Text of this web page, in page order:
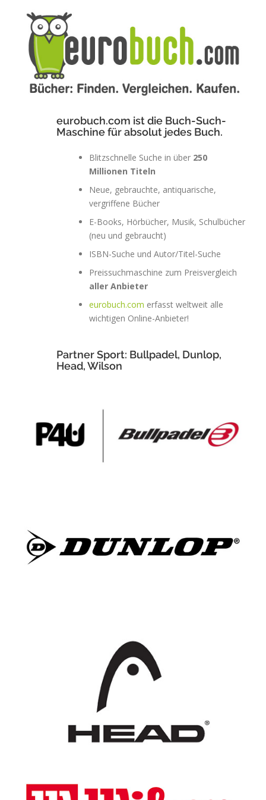
eurobuch.com ist die Buch-Such-
Maschine für absolut jedes Buch.
Blitzschnelle Suche in über 250
Millionen Titeln
Neue, gebrauchte, antiquarische,
vergriffene Bücher
E-Books, Hörbücher, Musik, Schulbücher
(neu und gebraucht)
ISBN-Suche und Autor/Titel-Suche
Preissuchmaschine zum Preisvergleich
aller Anbieter
eurobuch.com erfasst weltweit alle
wichtigen Online-Anbieter!
Partner Sport: Bullpadel, Dunlop,
Head, Wilson